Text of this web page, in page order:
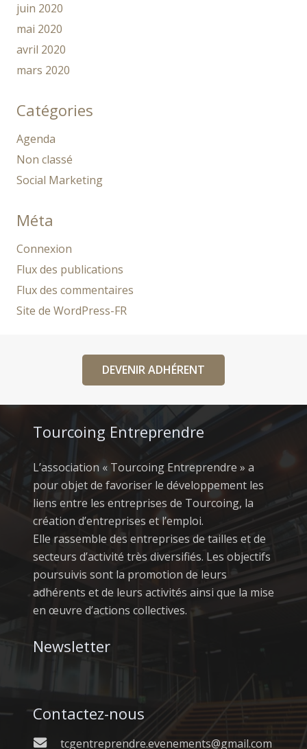
juin 2020
mai 2020
avril 2020
mars 2020
Catégories
Agenda
Non classé
Social Marketing
Méta
Connexion
Flux des publications
Flux des commentaires
Site de WordPress-FR
DEVENIR ADHÉRENT
Tourcoing Entreprendre
L’association « Tourcoing Entreprendre » a
pour objet de favoriser le développement les
liens entre les entreprises de Tourcoing, la
création d’entreprises et l’emploi.
Elle rassemble des entreprises de tailles et de
secteurs d’activité très diversifiés. Les objectifs
poursuivis sont la promotion de leurs
adhérents et de leurs activités ainsi que la mise
en œuvre d’actions collectives.
Newsletter
Contactez-nous
tcgentreprendre.evenements@gmail.com